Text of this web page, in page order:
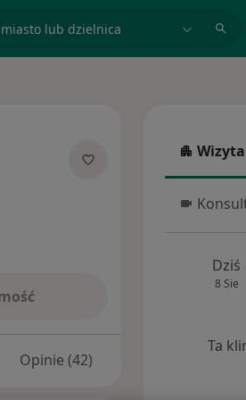
Opinie (42)
Wizyta
Dziś
8 Sie
Ta